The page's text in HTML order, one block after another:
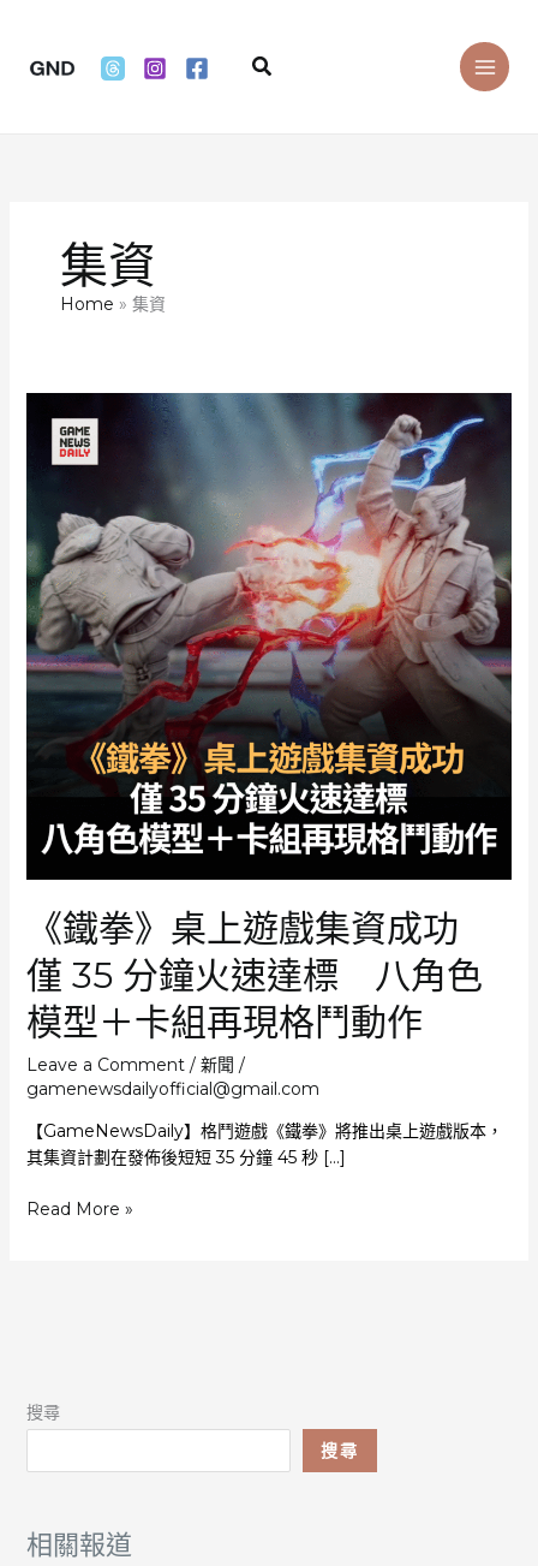
content
Search
集資
Home 集資
《鐵拳》桌上遊戲集資成功
僅 35 分鐘火速達標 八角色
模型＋卡組再現格鬥動作
Leave a Comment / 新聞 /
gamenewsdailyofficial@gmail.com
【GameNewsDaily】格鬥遊戲《鐵拳》將推出桌上遊戲版本，
其集資計劃在發佈後短短 35 分鐘 45 秒 […]
《鐵
成
僅
鐘
Read More »
搜尋
搜尋
相關報道